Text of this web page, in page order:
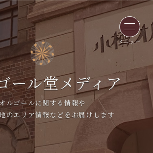
メニュー
ール堂メディア
オルゴールに関する情報や
のエリア情報などをお届けします